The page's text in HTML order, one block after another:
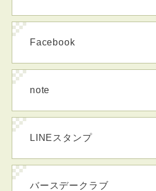
Facebook
note
LINEスタンプ
バースデークラブ